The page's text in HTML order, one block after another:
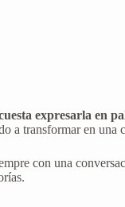
expresarla en
a transformar en
con una